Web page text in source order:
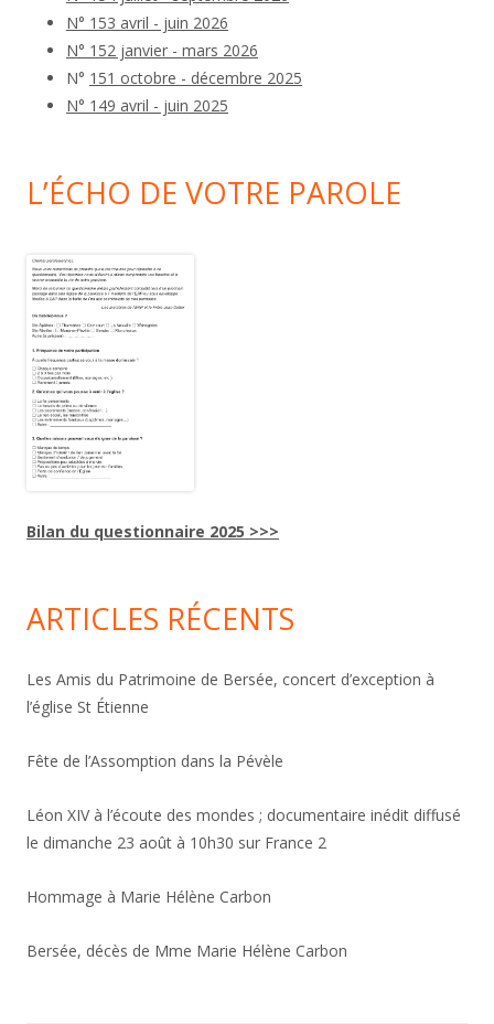
N° 153 avril - juin 2026
N° 152 janvier - mars 2026
N° 151 octobre - décembre 2025
N° 149 avril - juin 2025
L’ÉCHO DE VOTRE PAROLE
Bilan du questionnaire 2025 >>>
ARTICLES RÉCENTS
Les Amis du Patrimoine de Bersée, concert d’exception à
l’église St Étienne
Fête de l’Assomption dans la Pévèle
Léon XIV à l’écoute des mondes ; documentaire inédit diffusé
le dimanche 23 août à 10h30 sur France 2
Hommage à Marie Hélène Carbon
Bersée, décès de Mme Marie Hélène Carbon